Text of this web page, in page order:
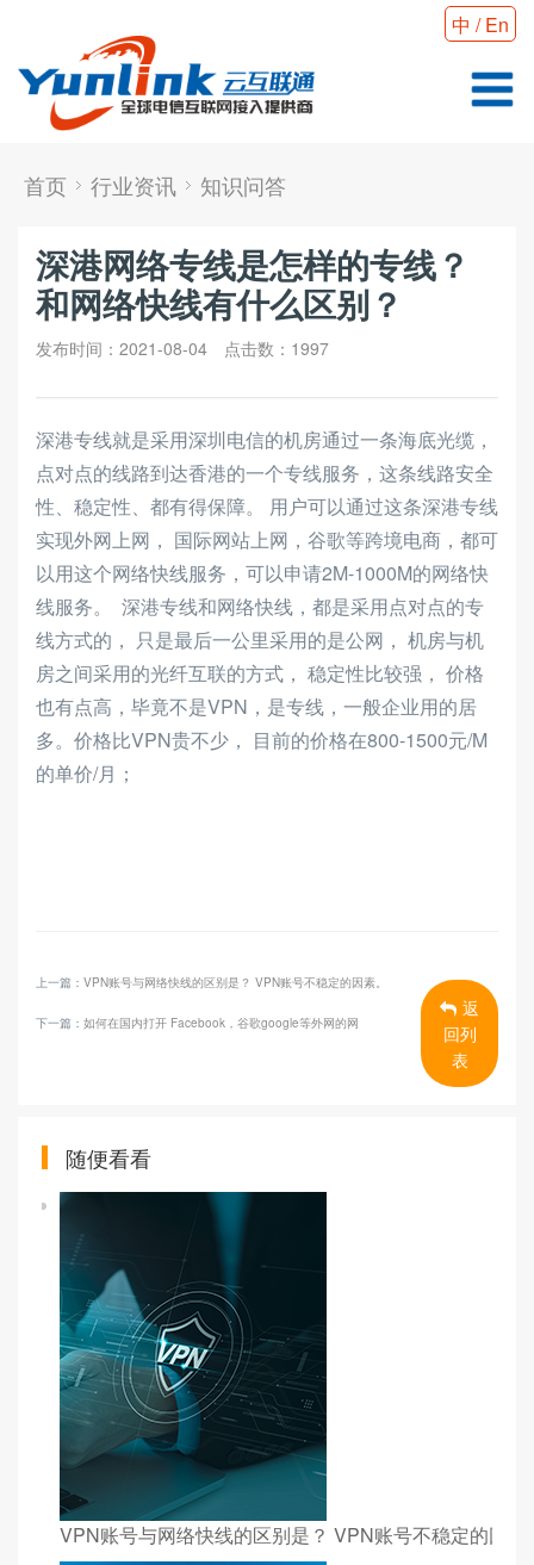
中 /En
首页 行业资讯 知识问答
深港网络专线是怎样的专线？
和网络快线有什么区别？
发布时间：2021-08-04 点击数： 1997
深港专线就是采用深圳电信的机房通过一条海底光缆，
点对点的线路到达香港的一个专线服务，这条线路安全
性、稳定性、都有得保障。 用户可以通过这条深港专线
实现外网上网， 国际网站上网，谷歌等跨境电商，都可
以用这个网络快线服务，可以申请2M-1000M的网络快
线服务。 深港专线和网络快线，都是采用点对点的专
线方式的， 只是最后一公里采用的是公网， 机房与机
房之间采用的光纤互联的方式， 稳定性比较强， 价格
也有点高，毕竟不是VPN，是专线，一般企业用的居
多。价格比VPN贵不少， 目前的价格在800-1500元/M
的单价/月；
上一篇： VPN账号与网络快线的区别是？ VPN账号不稳定的因素。
下一篇： 如何在国内打开 Facebook，谷歌google等外网的网
返
回列
表
随便看看
VPN账号与网络快线的区别是？ VPN账号不稳定的因素